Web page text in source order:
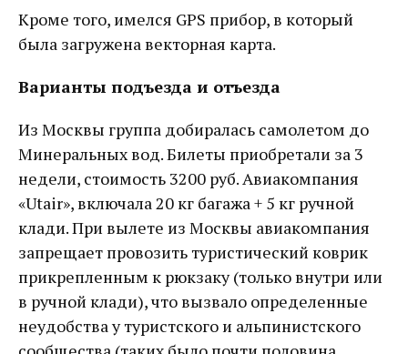
Кроме того, имелся GPS прибор, в который
была загружена векторная карта.
Варианты подъезда и отъезда
Из Москвы группа добиралась самолетом до
Минеральных вод. Билеты приобретали за 3
недели, стоимость 3200 руб. Авиакомпания
«Utair», включала 20 кг багажа + 5 кг ручной
клади. При вылете из Москвы авиакомпания
запрещает провозить туристический коврик
прикрепленным к рюкзаку (только внутри или
в ручной клади), что вызвало определенные
неудобства у туристского и альпинистского